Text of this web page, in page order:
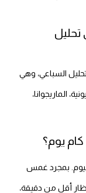
تحليل
السباعي، وهي
الماريجوانا،
يوم؟
بمجرد غمس
لمدة 5 دقائق ثم الانتظار أقل من دقيقة،